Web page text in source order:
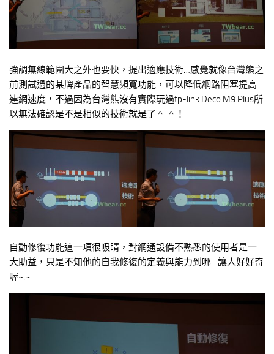
強調無線範圍大之外也要快，提出適應技術…感覺就像台灣熊之
前測試過的某牌產品的智慧頻寬功能，可以降低網路阻塞提高
連網速度，不過因為台灣熊沒有實際玩過tp-link Deco M9 Plus所
以無法確認是不是相似的技術就是了 ^_^ ！
自動修復功能這一項很吸睛，對網通設備不熟悉的使用者是一
大助益，只是不知他的自我修復的定義與能力到哪…讓人好好奇
喔~.~